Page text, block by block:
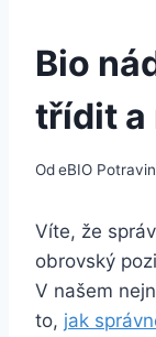
Bio
třídit a
OdeBIO
Víte, že
obrovský
V našem
to, jak